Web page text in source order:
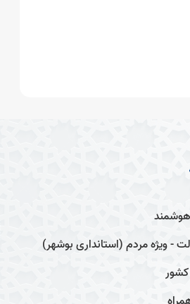
- ویژه مردم (استانداری بوشهر)
کشور